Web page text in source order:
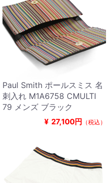
Paul Smith ポールスミス 名
刺入れ M1A6758 CMULTI
79 メンズ ブラック
¥ 27,100円 （税込）